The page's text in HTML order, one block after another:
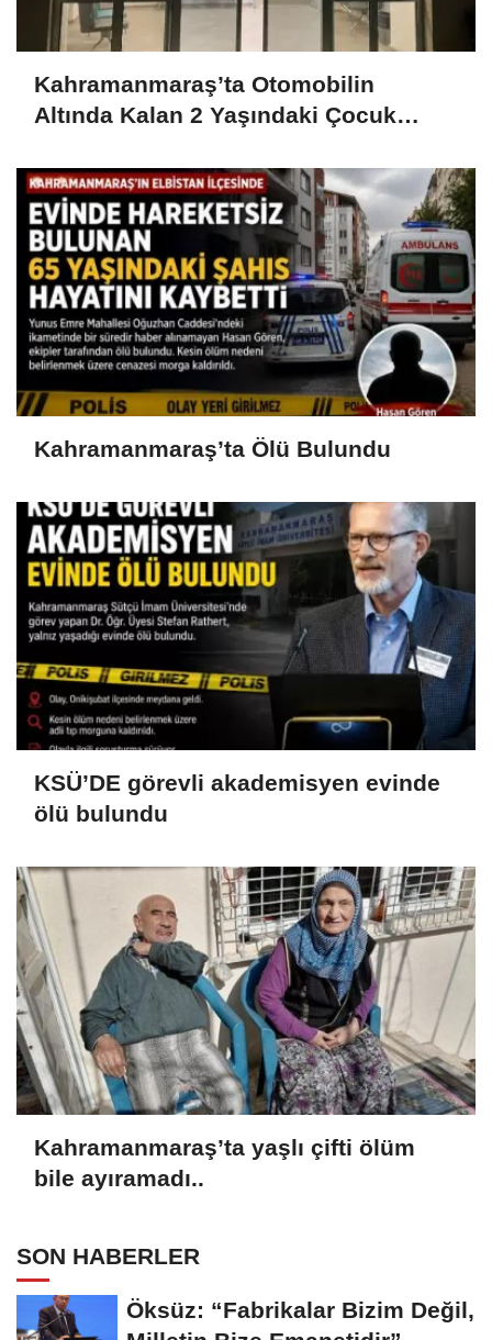
Kahramanmaraş’ta Otomobilin
Altında Kalan 2 Yaşındaki Çocuk
Kahramanmaraş’ta Ölü Bulundu
KSÜ’DE görevli akademisyen evinde
ölü bulundu
Kahramanmaraş’ta yaşlı çifti ölüm
bile ayıramadı..
SON HABERLER
Öksüz: “Fabrikalar Bizim Değil,